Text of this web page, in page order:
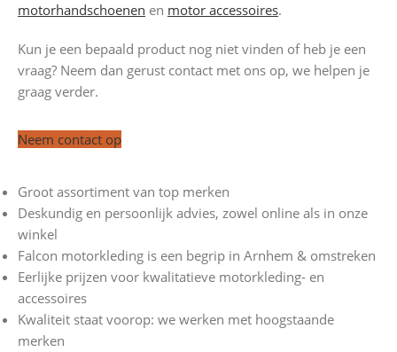
motorhandschoenen en motor accessoires.
Kun je een bepaald product nog niet vinden of heb je een
vraag? Neem dan gerust contact met ons op, we helpen je
graag verder.
Neem contact op
Groot assortiment van top merken
Deskundig en persoonlijk advies, zowel online als in onze
winkel
Falcon motorkleding is een begrip in Arnhem & omstreken
Eerlijke prijzen voor kwalitatieve motorkleding- en
accessoires
Kwaliteit staat voorop: we werken met hoogstaande
merken